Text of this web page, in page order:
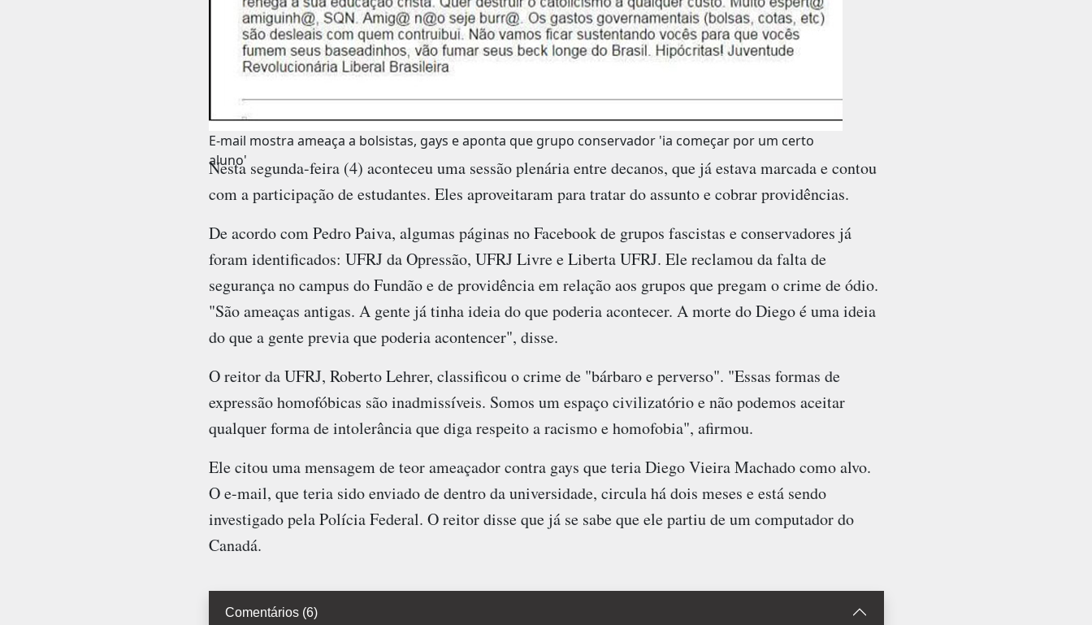
E-mail mostra ameaça a bolsistas, gays e aponta que grupo conservador 'ia começar por um certo
aluno'
Nesta segunda-feira (4) aconteceu uma sessão plenária entre decanos, que já estava marcada e contou
com a participação de estudantes. Eles aproveitaram para tratar do assunto e cobrar providências.
De acordo com Pedro Paiva, algumas páginas no Facebook de grupos fascistas e conservadores já
foram identificados: UFRJ da Opressão, UFRJ Livre e Liberta UFRJ. Ele reclamou da falta de
segurança no campus do Fundão e de providência em relação aos grupos que pregam o crime de ódio.
"São ameaças antigas. A gente já tinha ideia do que poderia acontecer. A morte do Diego é uma ideia
do que a gente previa que poderia acontencer", disse.
O reitor da UFRJ, Roberto Lehrer, classificou o crime de "bárbaro e perverso". "Essas formas de
expressão homofóbicas são inadmissíveis. Somos um espaço civilizatório e não podemos aceitar
qualquer forma de intolerância que diga respeito a racismo e homofobia", afirmou.
Ele citou uma mensagem de teor ameaçador contra gays que teria Diego Vieira Machado como alvo.
O e-mail, que teria sido enviado de dentro da universidade, circula há dois meses e está sendo
investigado pela Polícia Federal. O reitor disse que já se sabe que ele partiu de um computador do
Canadá.
Comentários (6)